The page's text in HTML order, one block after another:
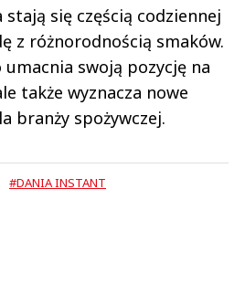
stają się częścią codziennej
z różnorodnością smaków.
swoją pozycję na
także wyznacza nowe
branży spożywczej.
#DANIA INSTANT